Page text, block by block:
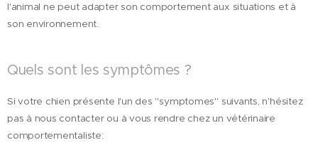
l'animal ne peut adapter son comportement aux situations et à
son environnement.
Quels sont les symptômes ?
Si votre chien présente l'un des "symptomes" suivants, n'hésitez
pas à nous contacter ou à vous rendre chez un vétérinaire
comportementaliste: